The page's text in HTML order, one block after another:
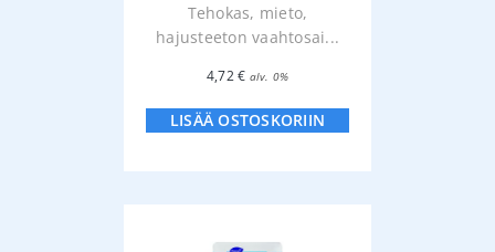
Tehokas, mieto,
hajusteeton vaahtosai...
4,72€ alv. 0%
LISÄÄ OSTOSKORIIN